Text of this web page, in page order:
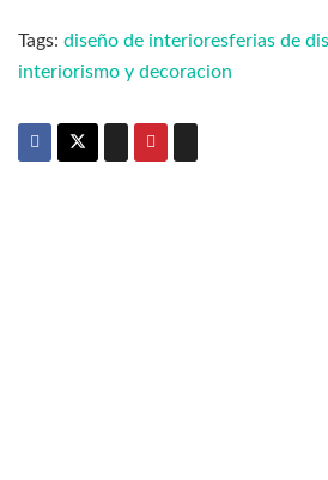
Tags: diseño de interioresferias de
interiorismo y decoracion